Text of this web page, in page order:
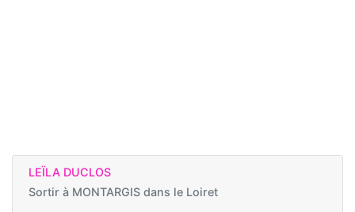
LEÏLA DUCLOS
Sortir à MONTARGIS dans le Loiret